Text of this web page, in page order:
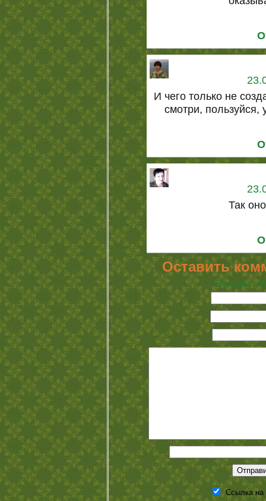
И чего только не
смотри, пользуйся,
Так
Оставить
Нажмите,
Ссылка